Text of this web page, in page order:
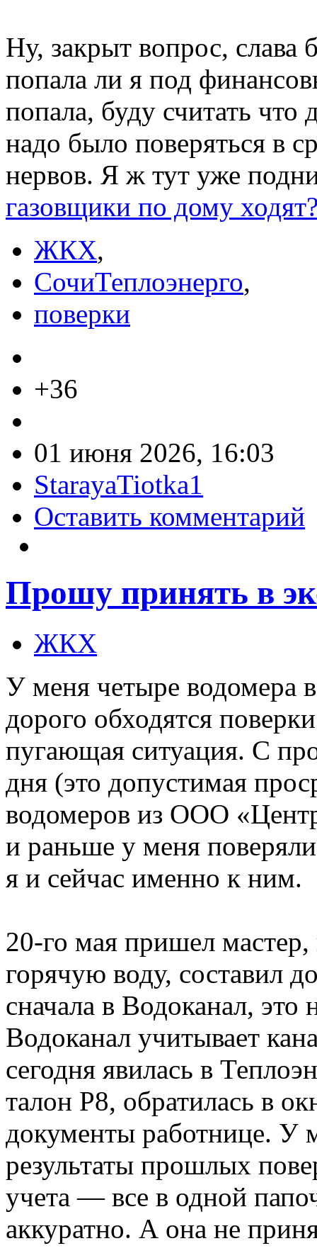
Ну, закрыт вопрос, слава
попала ли я под
попала, буду считать
надо было поверяться в
нервов. Я ж тут уже
газовщики по дому
ЖКХ,
СочиТеплоэнерго,
поверки
+36
01 июня 2026, 16:03
StarayaTiotka1
Оставить комментарий
Прошу принять в
ЖКХ
У меня четыре водомера
дорого обходятся
пугающая ситуация. С
дня (это допустимая
водомеров из ООО
и раньше у меня
я и сейчас именно к ним.
20-го мая пришел
горячую воду, составил
сначала в Водоканал, это
Водоканал учитывает
сегодня явилась в
талон Р8, обратилась в
документы работнице. У
результаты прошлых
учета — все в одной
аккуратно. А она не